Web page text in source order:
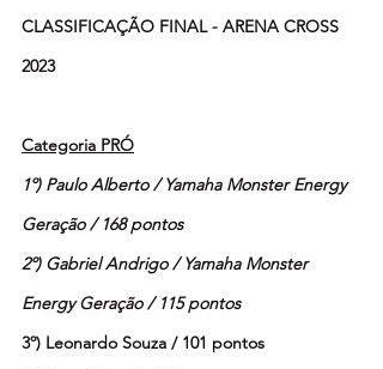
CLASSIFICAÇÃO FINAL - ARENA CROSS
2023
Categoria PRÓ
1º) Paulo Alberto / Yamaha Monster Energy
Geração / 168 pontos
2º) Gabriel Andrigo / Yamaha Monster
Energy Geração / 115 pontos
3º) Leonardo Souza / 101 pontos